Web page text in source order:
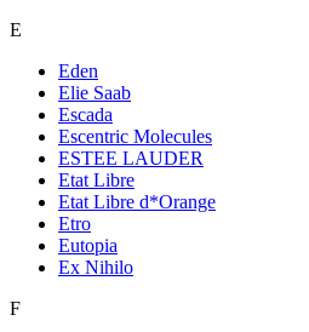
E
Eden
Elie Saab
Escada
Escentric Molecules
ESTEE LAUDER
Etat Libre
Etat Libre d*Orange
Etro
Eutopia
Ex Nihilo
F